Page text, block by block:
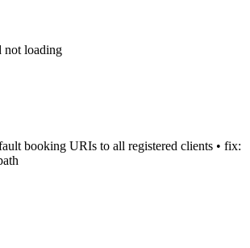
not loading
booking URIs to all registered clients • fix: